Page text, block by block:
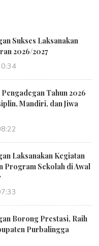
Sukses Laksanakan
2026/2027
Tahun 2026
Mandiri, dan Jiwa
Laksanakan Kegiatan
Program Sekolah di Awal
Borong Prestasi, Raih
Purbalingga